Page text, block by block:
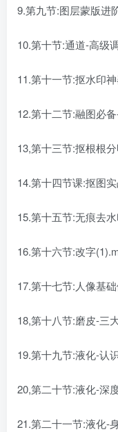
9.第九节:图层蒙版进
10.第十节:通道-高级
11.第十一节:抠水印
12.第十二节:融图必
13,第十三节:抠根根
14.第十四节课:抠图
15.第十五节:无痕去
16.第十六节:改字
17.第十七节:人像基
18,第十八节:磨皮-三
19.第十九节:液化-认
20,第二十节:液化-深
21.第二十一节:液化-